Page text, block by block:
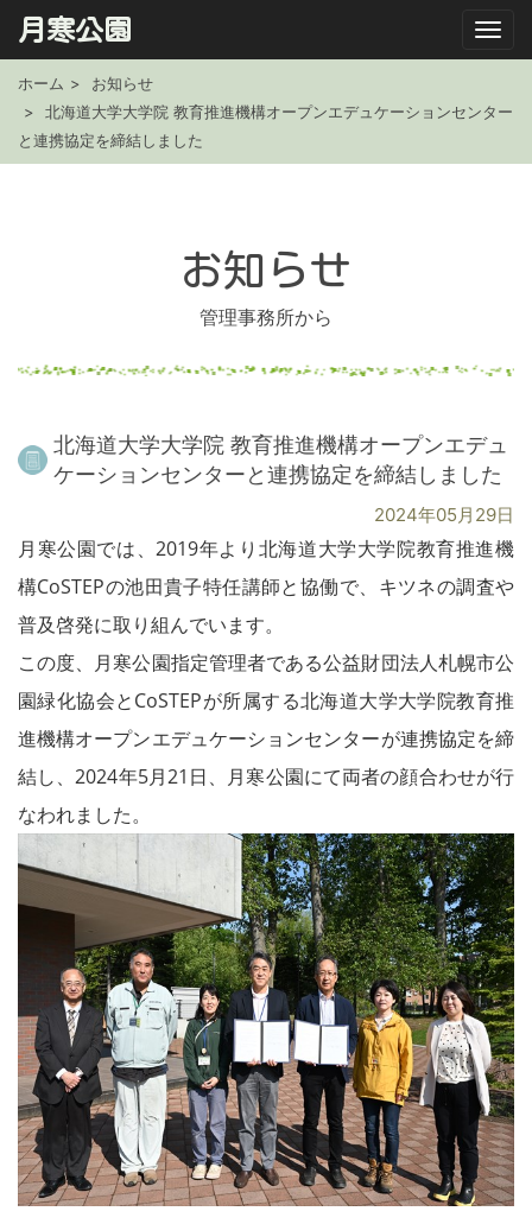
月寒公園
ホーム
お知らせ
北海道大学大学院 教育推進機構オープンエデュケーションセンター
と連携協定を締結しました
お知らせ
管理事務所から
北海道大学大学院 教育推進機構オープンエデュ
ケーションセンターと連携協定を締結しました
2024年05月29日
月寒公園では、2019年より北海道大学大学院教育推進機
構CoSTEPの池田貴子特任講師と協働で、キツネの調査や
普及啓発に取り組んでいます。
この度、月寒公園指定管理者である公益財団法人札幌市公
園緑化協会とCoSTEPが所属する北海道大学大学院教育推
進機構オープンエデュケーションセンターが連携協定を締
結し、2024年5月21日、月寒公園にて両者の顔合わせが行
なわれました。